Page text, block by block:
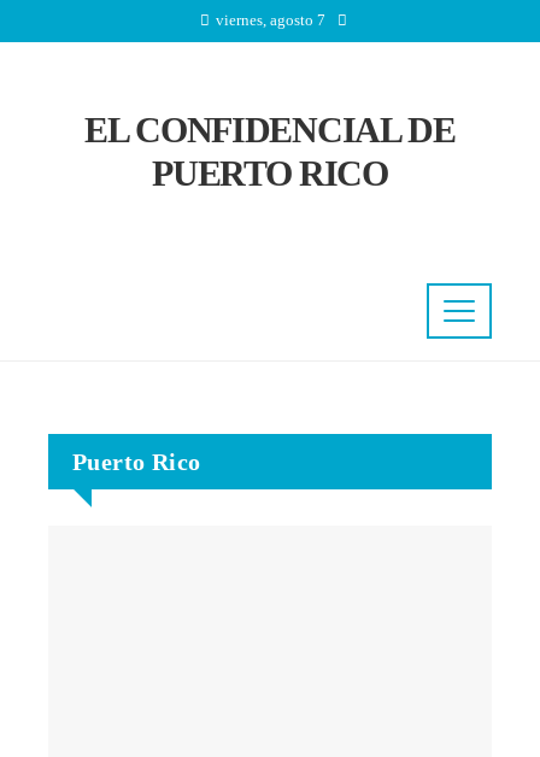
viernes, agosto 7
EL CONFIDENCIAL DE
PUERTO RICO
Puerto Rico